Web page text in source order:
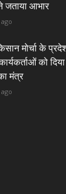
जताया आभार
मोर्चा के
को
मंत्र